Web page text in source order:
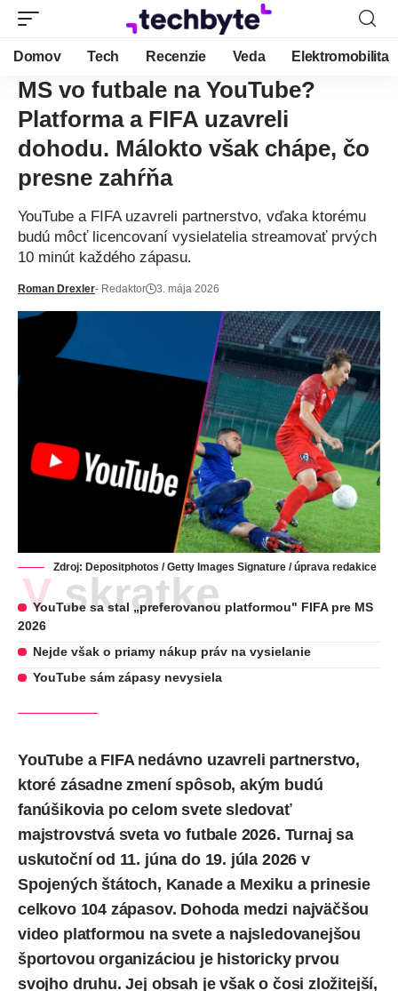
Domov Tech Recenzie Veda Elektromobilita
MS vo futbale na YouTube?
Platforma a FIFA uzavreli
dohodu. Málokto však chápe, čo
presne zahŕňa
YouTube a FIFA uzavreli partnerstvo, vďaka ktorému
budú môcť licencovaní vysielatelia streamovať prvých
10 minút každého zápasu.
Roman Drexler- Redaktor 3. mája 2026
Zdroj: Depositphotos / Getty Images Signature / úprava redakice
V skratke
YouTube sa stal „preferovanou platformou" FIFA pre MS
2026
Nejde však o priamy nákup práv na vysielanie
YouTube sám zápasy nevysiela
YouTube a FIFA nedávno uzavreli partnerstvo,
ktoré zásadne zmení spôsob, akým budú
fanúšikovia po celom svete sledovať
majstrovstvá sveta vo futbale 2026. Turnaj sa
uskutoční od 11. júna do 19. júla 2026 v
Spojených štátoch, Kanade a Mexiku a prinesie
celkovo 104 zápasov. Dohoda medzi najväčšou
video platformou na svete a najsledovanejšou
športovou organizáciou je historicky prvou
svojho druhu. Jej obsah je však o čosi zložitejší,